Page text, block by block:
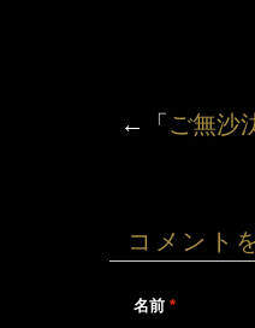
←「 ご無沙
コメント
名前 *